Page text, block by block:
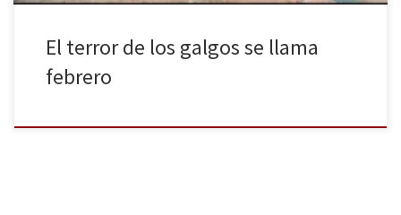
El terror de los galgos se llama
febrero